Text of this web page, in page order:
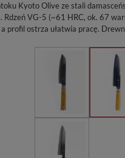
Kyoto Olive ze stali
Rdzeń VG-5 (~61 HRC, ok. 67
profil ostrza ułatwia pracę.